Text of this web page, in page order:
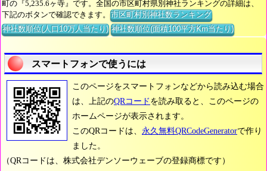
町の『5,235.6ヶ寺』です。全国の市区町村県別神社ランキングの詳細は、
下記のボタンで確認できます。市区町村別神社数ランキング
神社数順位(人口10万人当たり) 神社数順位(面積100平方Km当たり)
スマートフォンで使うには
このページをスマートフォンなどから読み込む場合
は、上記のQRコード を読み取ると、このページの
ホームページが表示されます。
このQRコードは、 永久無料QRCodeGeneratorで作り
ました。
（QRコードは、株式会社デンソーウェーブの登録商標です）